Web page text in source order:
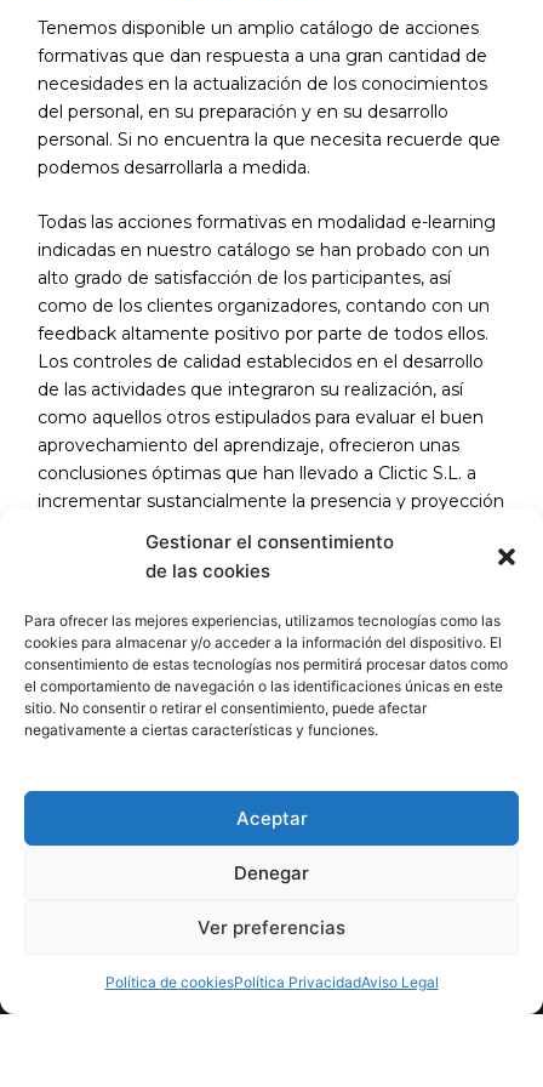
Gestionar el consentimiento
de las cookies
Para ofrecer las mejores experiencias, utilizamos tecnologías como las
cookies para almacenar y/o acceder a la información del dispositivo. El
consentimiento de estas tecnologías nos permitirá procesar datos como
el comportamiento de navegación o las identificaciones únicas en este
sitio. No consentir o retirar el consentimiento, puede afectar
negativamente a ciertas características y funciones.
Aceptar
Denegar
Ver preferencias
Política de cookiesPolítica PrivacidadAviso Legal
Tenemos disponible un amplio catálogo de acciones
formativas que dan respuesta a una gran cantidad de
necesidades en la actualización de los conocimientos
del personal, en su preparación y en su desarrollo
personal. Si no encuentra la que necesita recuerde que
podemos desarrollarla a medida.
Todas las acciones formativas en modalidad e-learning
indicadas en nuestro catálogo se han probado con un
alto grado de satisfacción de los participantes, así
como de los clientes organizadores, contando con un
feedback altamente positivo por parte de todos ellos.
Los controles de calidad establecidos en el desarrollo
de las actividades que integraron su realización, así
como aquellos otros estipulados para evaluar el buen
aprovechamiento del aprendizaje, ofrecieron unas
conclusiones óptimas que han llevado a Clictic S.L. a
incrementar sustancialmente la presencia y proyección
Copyright © 2026 Clictic
Aviso Legal